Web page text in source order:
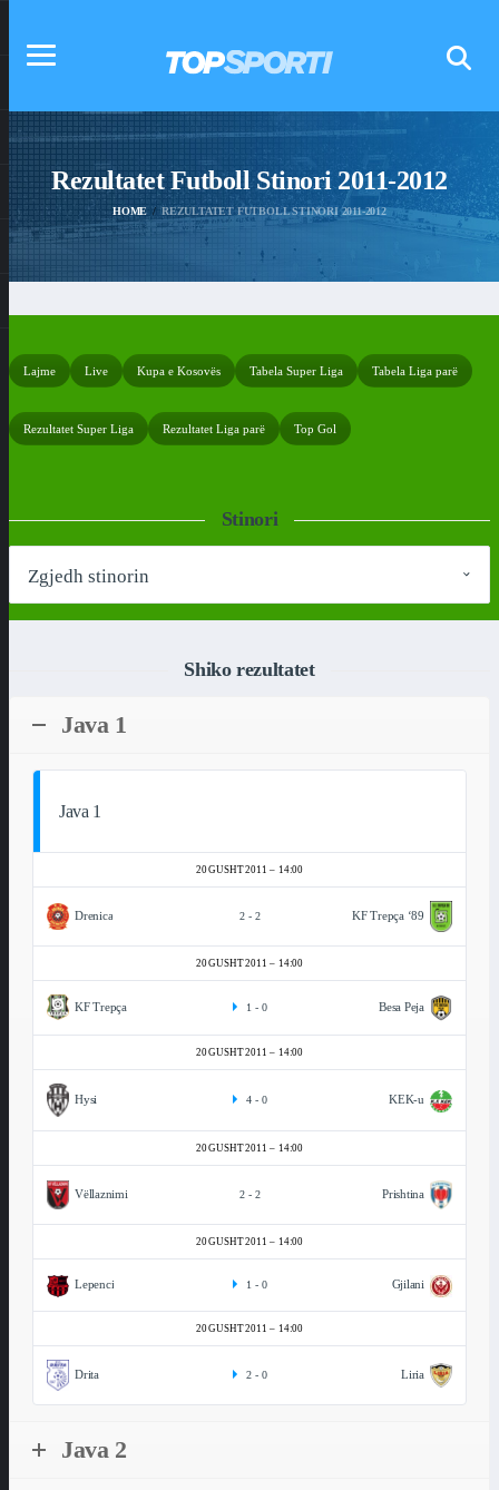
Rezultatet Futboll Stinori 2011-2012
HOME REZULTATET FUTBOLL STINORI 2011-2012
Lajme Live Kupa e Kosovës Tabela Super Liga Tabela Liga parë
Rezultatet Super Liga Rezultatet Liga parë Top Gol
Stinori
Shiko rezultatet
Java 1
Java 1
20 GUSHT 2011 14:00
Drenica KF Trepça ‘89
2 - 2
20 GUSHT 2011 14:00
KF Trepça Besa Peja
1 - 0
20 GUSHT 2011 14:00
Hysi KEK-u
4 - 0
20 GUSHT 2011 14:00
Vëllaznimi Prishtina
2 - 2
20 GUSHT 2011 14:00
Lepenci Gjilani
1 - 0
20 GUSHT 2011 14:00
Drita Liria
2 - 0
Java 2